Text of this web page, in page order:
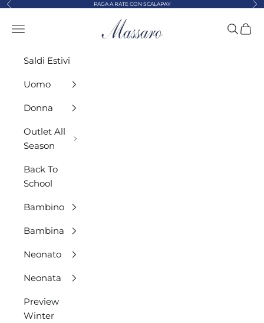
Vai al contenuto
Precedente PAGA A RATE CON SCALAPAY
MASSARO ABBIGLIAMENTO
Menù Cerca
Saldi Estivi
Uomo
Donna
Outlet All
Season
Back To
School
Bambino
Bambina
Neonato
Neonata
Preview
Winter